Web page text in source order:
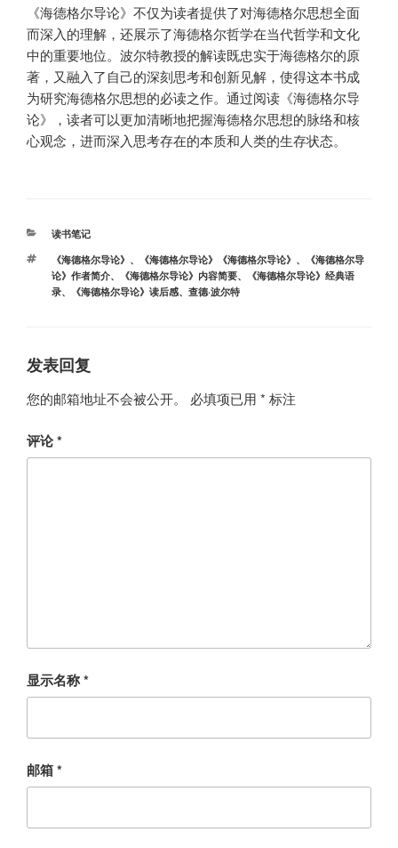
《海德格尔导论》不仅为读者提供了对海德格尔思想全面
而深入的理解，还展示了海德格尔哲学在当代哲学和文化
中的重要地位。波尔特教授的解读既忠实于海德格尔的原
著，又融入了自己的深刻思考和创新见解，使得这本书成
为研究海德格尔思想的必读之作。通过阅读《海德格尔导
论》，读者可以更加清晰地把握海德格尔思想的脉络和核
心观念，进而深入思考存在的本质和人类的生存状态。
分
读书笔记
标
签
《海德格尔导论》 、 《海德格尔导论》《海德格尔导论》 、
《海德格尔导
论》作者简介、 《海德格尔导论》内容简要、
《海德格尔导论》经典语
录、 《海德格尔导论》读后感、 查德·波尔特
发表回复
您的邮箱地址不会被公开。 必填项已用 * 标注
评论*
显示名称*
邮箱*